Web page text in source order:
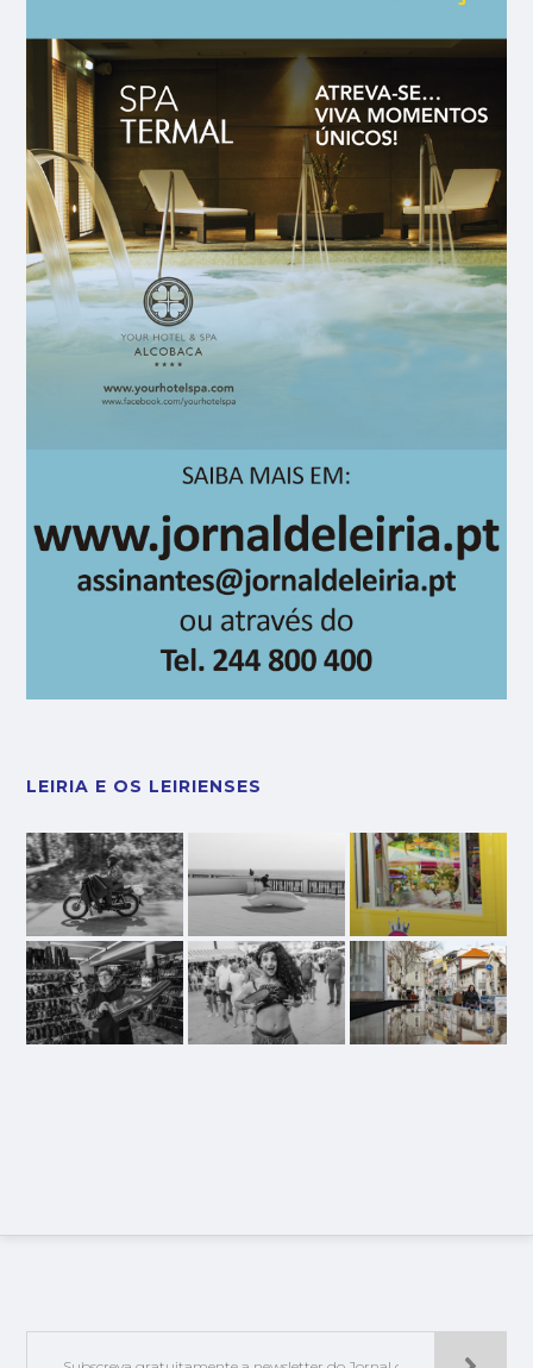
LEIRIA E OS LEIRIENSES